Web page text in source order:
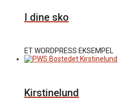
I dine sko
ET WORDPRESS EKSEMPEL
Kirstinelund